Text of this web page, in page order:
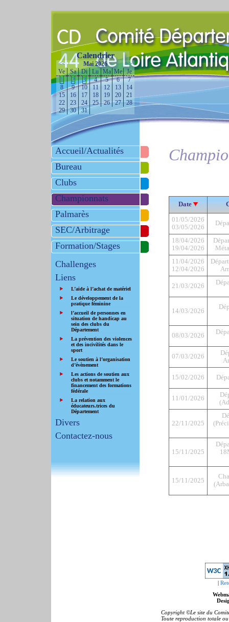
Calendrier
<< Mai 2026
>>
Ve
Sa Di Lu Ma Me
Je
1
2 3 4 5 6
7
8
9 10 11 12 13
14
15
16 17 18 19 20
21
22
23 24 25 26 27
28
29
30 31
Accueil/Actualités
Bureau
Clubs
Championnats
Palmarès
SEC/Arbitrage
Formation/Stages
Challenges
Liens
L’aide à l’achat de matériel
Le développement de la
pratique féminine
l’accueil de personnes en
situation de handicap au
sein des clubs du
Département
La prévention des violences
et des incivilités dans le
sport
Le soutien à l’organisation
d’évènement
Les actions de soutien aux
clubs et notamment le
financement des formations
fédérale
La relation aux
éducateurs.trices du
Département
Divers
Contactez-nous
Date
01/05/2026
03/05/2026
18/04/2026
19/04/2026
11/04/2026
12/04/2026
21/03/2026
14/03/2026
08/03/2026
07/03/2026
15/02/2026
11/01/2026
22/11/2025
15/11/2025
15/11/2025
|
Copyright ©Le site du
Toute reproduction totale